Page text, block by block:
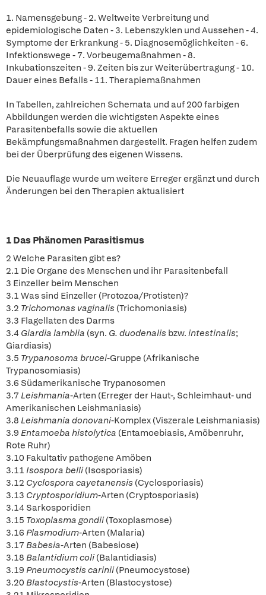
1. Namensgebung - 2. Weltweite Verbreitung und
epidemiologische Daten - 3. Lebenszyklen und Aussehen - 4.
Symptome der Erkrankung - 5. Diagnosemöglichkeiten - 6.
Infektionswege - 7. Vorbeugemaßnahmen - 8.
Inkubationszeiten - 9. Zeiten bis zur Weiterübertragung - 10.
Dauer eines Befalls - 11. Therapiemaßnahmen
In Tabellen, zahlreichen Schemata und auf 200 farbigen
Abbildungen werden die wichtigsten Aspekte eines
Parasitenbefalls sowie die aktuellen
Bekämpfungsmaßnahmen dargestellt. Fragen helfen zudem
bei der Überprüfung des eigenen Wissens.
Die Neuauflage wurde um weitere Erreger ergänzt und durch
Änderungen bei den Therapien aktualisiert
1 Das Phänomen Parasitismus
2 Welche Parasiten gibt es?
2.1 Die Organe des Menschen und ihr Parasitenbefall
3 Einzeller beim Menschen
3.1 Was sind Einzeller (Protozoa/Protisten)?
3.2 Trichomonas vaginalis (Trichomoniasis)
3.3 Flagellaten des Darms
3.4 Giardia lamblia (syn. G. duodenalis bzw. intestinalis;
Giardiasis)
3.5 Trypanosoma brucei-Gruppe (Afrikanische
Trypanosomiasis)
3.6 Südamerikanische Trypanosomen
3.7Leishmania-Arten (Erreger der Haut-, Schleimhaut- und
Amerikanischen Leishmaniasis)
3.8 Leishmania donovani-Komplex (Viszerale Leishmaniasis)
3.9 Entamoeba histolytica (Entamoebiasis, Amöbenruhr,
Rote Ruhr)
3.10 Fakultativ pathogene Amöben
3.11 Isospora belli(Isosporiasis)
3.12 Cyclospora cayetanensis (Cyclosporiasis)
3.13 Cryptosporidium-Arten (Cryptosporiasis)
3.14 Sarkosporidien
3.15 Toxoplasma gondii(Toxoplasmose)
3.16 Plasmodium-Arten (Malaria)
3.17Babesia-Arten (Babesiose)
3.18 Balantidium coli(Balantidiasis)
3.19 Pneumocystis carinii(Pneumocystose)
3.20 Blastocystis-Arten (Blastocystose)